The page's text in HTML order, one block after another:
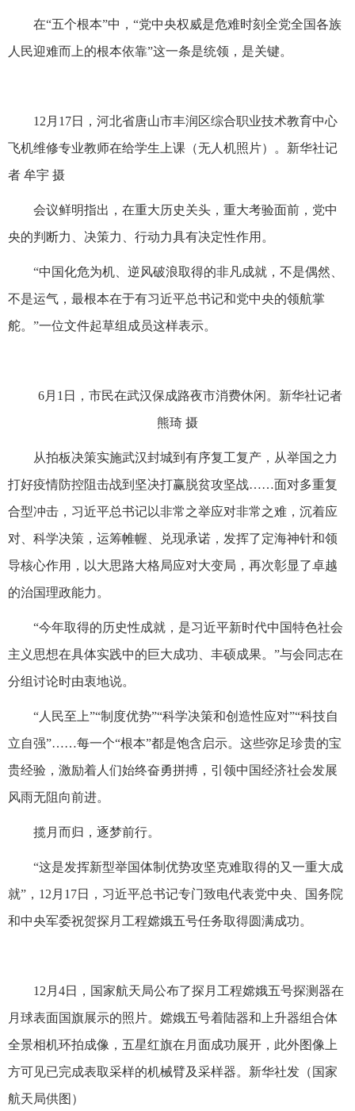
在“五个根本”中，“党中央权威是危难时刻全党全国各族
人民迎难而上的根本依靠”这一条是统领，是关键。
12月17日，河北省唐山市丰润区综合职业技术教育中心
飞机维修专业教师在给学生上课（无人机照片）。新华社记
者 牟宇 摄
会议鲜明指出，在重大历史关头，重大考验面前，党中
央的判断力、决策力、行动力具有决定性作用。
“中国化危为机、逆风破浪取得的非凡成就，不是偶然、
不是运气，最根本在于有习近平总书记和党中央的领航掌
舵。”一位文件起草组成员这样表示。
6月1日，市民在武汉保成路夜市消费休闲。新华社记者
熊琦 摄
从拍板决策实施武汉封城到有序复工复产，从举国之力
打好疫情防控阻击战到坚决打赢脱贫攻坚战……面对多重复
合型冲击，习近平总书记以非常之举应对非常之难，沉着应
对、科学决策，运筹帷幄、兑现承诺，发挥了定海神针和领
导核心作用，以大思路大格局应对大变局，再次彰显了卓越
的治国理政能力。
“今年取得的历史性成就，是习近平新时代中国特色社会
主义思想在具体实践中的巨大成功、丰硕成果。”与会同志在
分组讨论时由衷地说。
“人民至上”“制度优势”“科学决策和创造性应对”“科技自
立自强”……每一个“根本”都是饱含启示。这些弥足珍贵的宝
贵经验，激励着人们始终奋勇拼搏，引领中国经济社会发展
风雨无阻向前进。
揽月而归，逐梦前行。
“这是发挥新型举国体制优势攻坚克难取得的又一重大成
就”，12月17日，习近平总书记专门致电代表党中央、国务院
和中央军委祝贺探月工程嫦娥五号任务取得圆满成功。
12月4日，国家航天局公布了探月工程嫦娥五号探测器在
月球表面国旗展示的照片。嫦娥五号着陆器和上升器组合体
全景相机环拍成像，五星红旗在月面成功展开，此外图像上
方可见已完成表取采样的机械臂及采样器。新华社发（国家
航天局供图）